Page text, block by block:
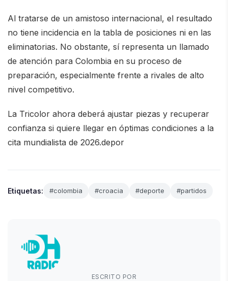
Al tratarse de un amistoso internacional, el resultado
no tiene incidencia en la tabla de posiciones ni en las
eliminatorias. No obstante, sí representa un llamado
de atención para Colombia en su proceso de
preparación, especialmente frente a rivales de alto
nivel competitivo.
La Tricolor ahora deberá ajustar piezas y recuperar
confianza si quiere llegar en óptimas condiciones a la
cita mundialista de 2026.depor
Etiquetas: #colombia #croacia #deporte #partidos
ESCRITO POR